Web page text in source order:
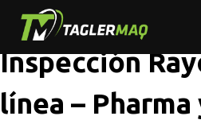
Multisitios
Pharma y Alimentaria
Inspección
línea – Pharma